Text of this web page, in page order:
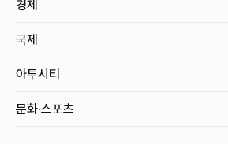
경제
국제
아투시티
문화·스포츠